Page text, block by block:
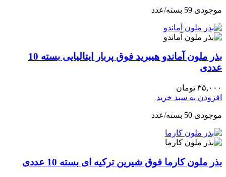
موجودی 59 بسته/عدد
بذر ملون آماندو هیبرید فوق پربار ایتالیایی بسته 10
عددی
۳۵,۰۰۰ تومان
افزودن به سبد خرید
موجودی 50 بسته/عدد
بذر ملون کارما فوق شیرین ترکیه ای بسته 10 عددی